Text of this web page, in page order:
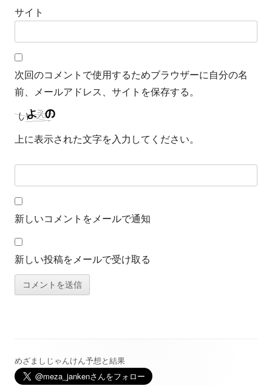
サイト
次回のコメントで使用するためブラウザーに自分の名
前、メールアドレス、サイトを保存する。
上に表示された文字を入力してください。
新しいコメントをメールで通知
新しい投稿をメールで受け取る
メ
めざましじゃんけん予想と結果